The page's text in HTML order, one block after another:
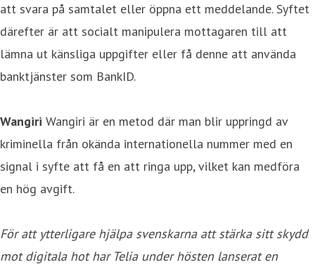
att svara på samtalet eller öppna ett meddelande. Syftet
därefter är att socialt manipulera mottagaren till att
lämna ut känsliga uppgifter eller få denne att använda
banktjänster som BankID.
Wangiri Wangiri är en metod där man blir uppringd av
kriminella från okända internationella nummer med en
signal i syfte att få en att ringa upp, vilket kan medföra
en hög avgift.
För att ytterligare hjälpa svenskarna att stärka sitt skydd
mot digitala hot har Telia under hösten lanserat en